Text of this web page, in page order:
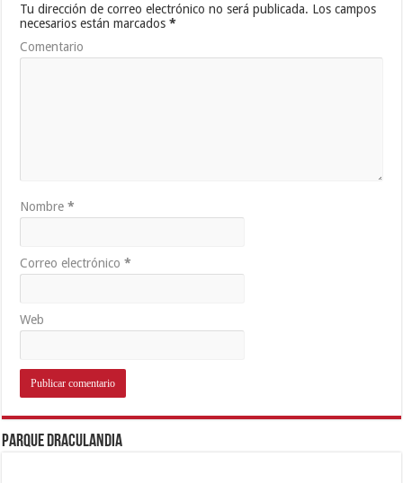
Tu dirección de correo electrónico no será publicada. Los campos
necesarios están marcados*
Comentario
Nombre*
Correo electrónico*
Web
Parque Draculandia